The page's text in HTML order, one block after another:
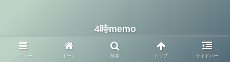
4時memo
© 2020 4時memo.
メニュー ホーム 検索 トップ サイドバー